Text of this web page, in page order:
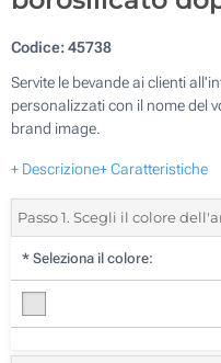
Codice:45738
Servite le bevande ai clienti
personalizzati con il nome del
brand image.
+ Descrizione+ Caratteristiche
Passo 1. Scegli il colore
* Seleziona il colore: